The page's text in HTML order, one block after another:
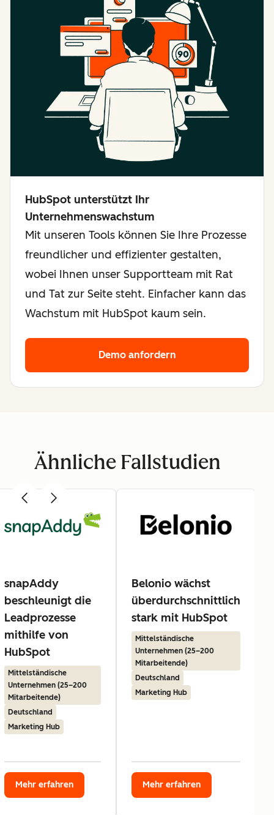
HubSpot unterstützt Ihr
Unternehmenswachstum
Mit unseren Tools können Sie Ihre Prozesse
freundlicher und effizienter gestalten,
wobei Ihnen unser Supportteam mit Rat
und Tat zur Seite steht. Einfacher kann das
Wachstum mit HubSpot kaum sein.
Demo anfordern
Ähnliche Fallstudien
snapAddy
beschleunigt die
Leadprozesse
mithilfe von
HubSpot
Mittelständische
Unternehmen (25–200
Mitarbeitende)
Deutschland
Marketing Hub
Mehr erfahren
Belonio wächst
überdurchschnittlich
stark mit HubSpot
Mittelständische
Unternehmen (25–200
Mitarbeitende)
Deutschland
Marketing Hub
Mehr erfahren